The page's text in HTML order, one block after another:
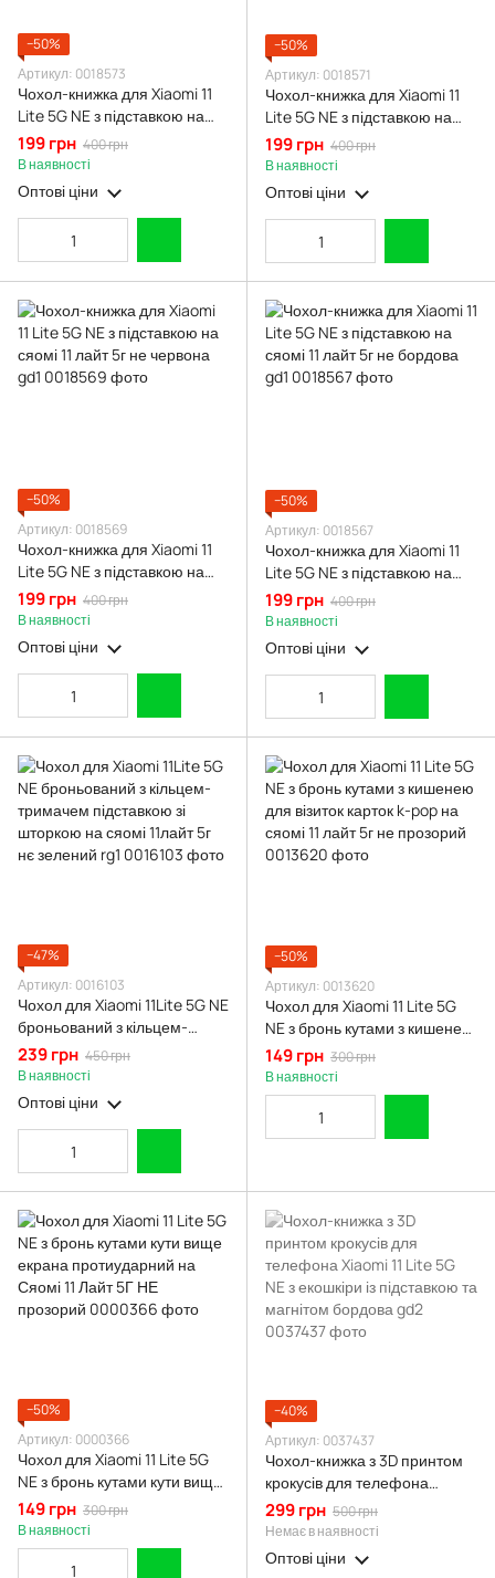
−50%
Артикул: 0018573
Чохол-книжка для Xiaomi 11
Lite 5G NE з підставкою на
сяомі 11 лайт 5г не чорна gd1
199 грн 400 грн
В наявності
Оптові ціни
−50%
Артикул: 0018571
Чохол-книжка для Xiaomi 11
Lite 5G NE з підставкою на
сяомі 11 лайт 5г не рожеве
золото gd1
199 грн 400 грн
В наявності
Оптові ціни
−50%
Артикул: 0018569
Чохол-книжка для Xiaomi 11
Lite 5G NE з підставкою на
сяомі 11 лайт 5г не червона
gd1
199 грн 400 грн
В наявності
Оптові ціни
−50%
Артикул: 0018567
Чохол-книжка для Xiaomi 11
Lite 5G NE з підставкою на
сяомі 11 лайт 5г не бордова
gd1
199 грн 400 грн
В наявності
Оптові ціни
−47%
Артикул: 0016103
Чохол для Xiaomi 11Lite 5G NE
броньований з кільцем-
тримачем підставкою зі
шторкою на сяомі 11лайт 5г
нє зелений rg1
239 грн 450 грн
В наявності
Оптові ціни
−50%
Артикул: 0013620
Чохол для Xiaomi 11 Lite 5G
NE з бронь кутами з кишенею
для візиток карток k-pop на
сяомі 11 лайт 5г не прозорий
149 грн 300 грн
В наявності
−50%
Артикул: 0000366
Чохол для Xiaomi 11 Lite 5G
NE з бронь кутами кути вище
екрана протиударний на
Сяомі 11 Лайт 5Г НЕ
прозорий
149 грн 300 грн
В наявності
−40%
Артикул: 0037437
Чохол-книжка з 3D принтом
крокусів для телефона
Xiaomi 11 Lite 5G NE з
екошкіри із підставкою та
магнітом бордова gd2
299 грн 500 грн
Немає в наявності
Оптові ціни